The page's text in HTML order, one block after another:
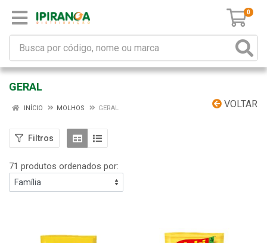
0
GERAL
VOLTAR
INÍCIO MOLHOS GERAL
Filtros
71 produtos ordenados por: